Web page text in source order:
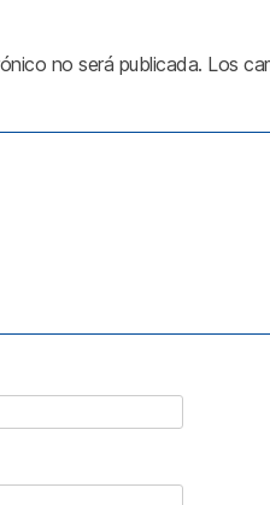
no será publicada. Los